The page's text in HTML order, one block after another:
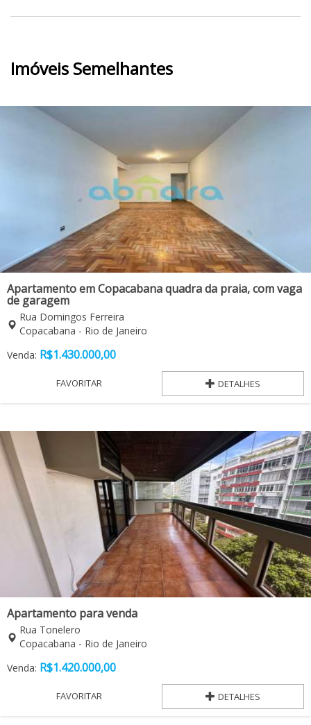
Imóveis Semelhantes
Apartamento em Copacabana quadra da praia, com vaga
de garagem
Rua Domingos Ferreira
Copacabana - Rio de Janeiro
Venda: R$1.430.000,00
FAVORITAR DETALHES
Apartamento para venda
Rua Tonelero
Copacabana - Rio de Janeiro
Venda: R$1.420.000,00
FAVORITAR DETALHES